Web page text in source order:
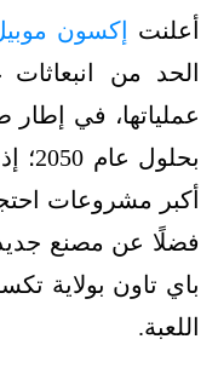
أعلنت إكسون
الحد من
عملياتها، في إطار
أكبر مشروعات
فضلًا عن مصنع جديد
باي تاون بولاية
اللعبة.